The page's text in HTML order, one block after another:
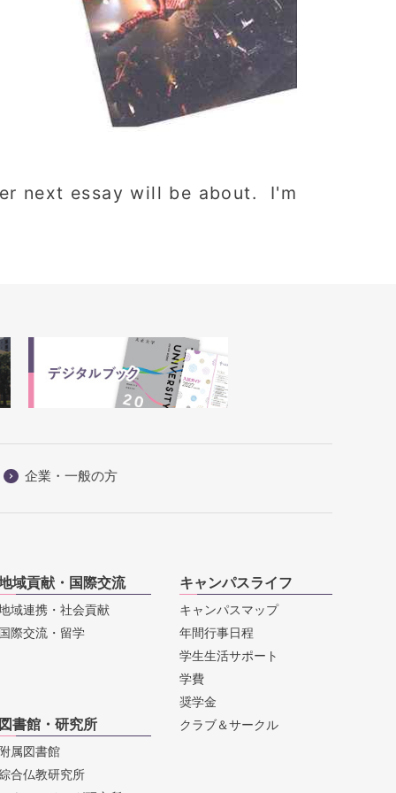
next essay will be about. I'm
企業・一般の方
域貢献・国際交流
域連携・社会貢献
際交流・留学
キャンパスライフ
キャンパスマップ
年間行事日程
学生生活サポート
学費
奨学金
クラブ＆サークル
書館・研究所
属図書館
合仏教研究所